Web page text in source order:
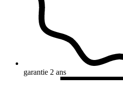
garantie 2 ans